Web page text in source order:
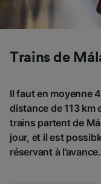
Trains de
Il faut en moyenne
distance de 113 km
trains partent de
jour, et il est
réservant à l’avance.